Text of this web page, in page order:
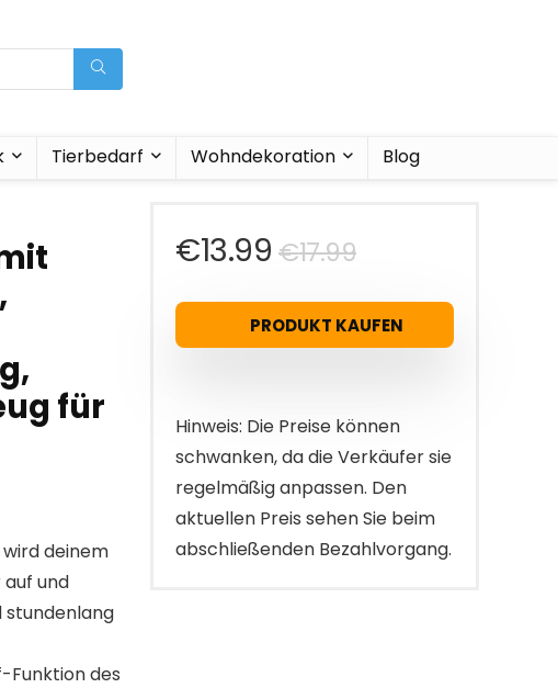
Tierbedarf Wohndekoration Blog
für
wird deinem
und
stundenlang
Funktion des
€17.99
Preis
war:
€13.99
Aktueller
Preis
ist:
PRODUKT KAUFEN
Hinweis: Die Preise können
schwanken, da die Verkäufer sie
regelmäßig anpassen. Den
aktuellen Preis sehen Sie beim
abschließenden Bezahlvorgang.